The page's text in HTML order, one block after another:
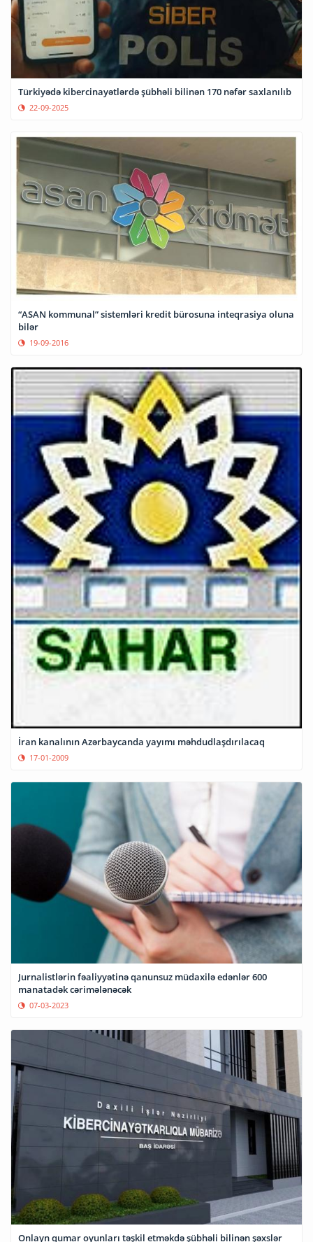
Türkiyədə kibercinayətlərdə şübhəli bilinən 170 nəfər saxlanılıb
22-09-2025
“ASAN kommunal” sistemləri kredit bürosuna inteqrasiya oluna
bilər
19-09-2016
İran kanalının Azərbaycanda yayımı məhdudlaşdırılacaq
17-01-2009
Jurnalistlərin fəaliyyətinə qanunsuz müdaxilə edənlər 600
manatadək cərimələnəcək
07-03-2023
Onlayn qumar oyunları təşkil etməkdə şübhəli bilinən şəxslər